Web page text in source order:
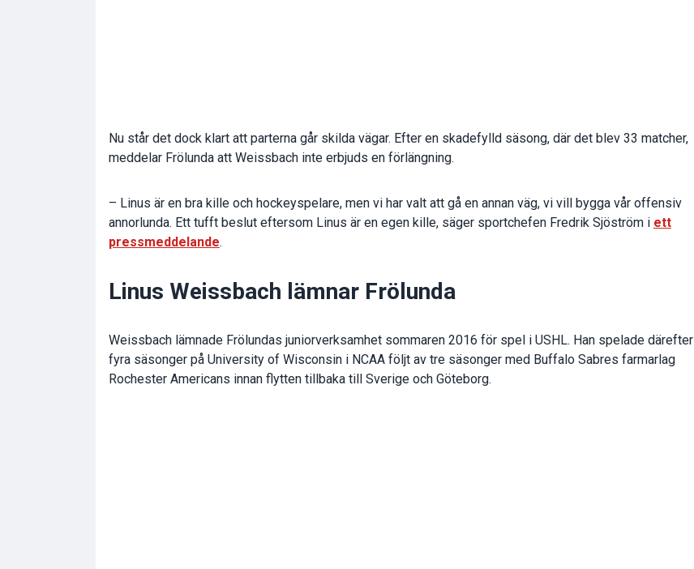
Nu står det dock klart att parterna går skilda vägar. Efter en skadefylld säsong, där det blev 33 matcher,
meddelar Frölunda att Weissbach inte erbjuds en förlängning.
– Linus är en bra kille och hockeyspelare, men vi har valt att gå en annan väg, vi vill bygga vår offensiv
annorlunda. Ett tufft beslut eftersom Linus är en egen kille, säger sportchefen Fredrik Sjöström i ett
pressmeddelande.
Linus Weissbach lämnar Frölunda
Weissbach lämnade Frölundas juniorverksamhet sommaren 2016 för spel i USHL. Han spelade därefter
fyra säsonger på University of Wisconsin i NCAA följt av tre säsonger med Buffalo Sabres farmarlag
Rochester Americans innan flytten tillbaka till Sverige och Göteborg.